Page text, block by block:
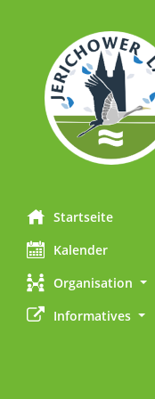
Startseite
Kalender
Organisation
Informatives